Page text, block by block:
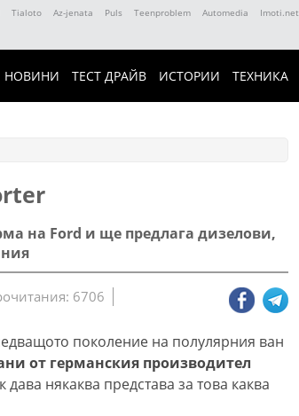
Tialoto Az-jenata Puls Teenproblem Automedia Imoti.net
НОВИНИ ТЕСТ ДРАЙВ ИСТОРИИ ТЕХНИКА
на Ford и ще предлага дизелови,
6706
поколение на полулярния ван
от германския производител
някаква представа за това каква